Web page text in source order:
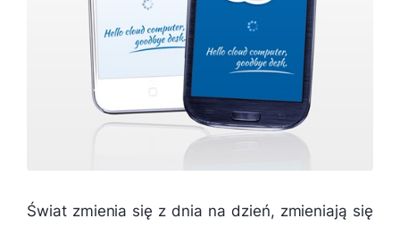
Świat zmienia się z dnia na dzień, zmieniają się